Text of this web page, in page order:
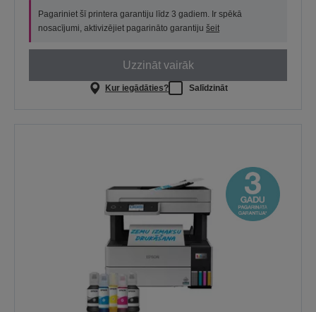
Pagariniet šī printera garantiju līdz 3 gadiem. Ir spēkā
nosacījumi, aktivizējiet pagarināto garantiju šeit
Uzzināt vairāk
Kur iegādāties? Salīdzināt